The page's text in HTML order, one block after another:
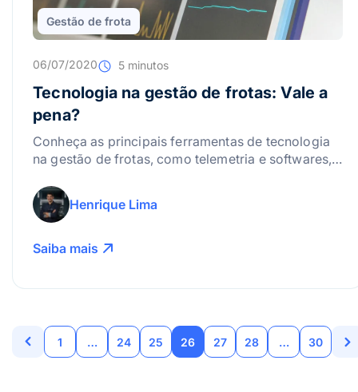
Gestão de frota
06/07/2020 5 minutos
Tecnologia na gestão de frotas: Vale a
pena?
Conheça as principais ferramentas de tecnologia
na gestão de frotas, como telemetria e softwares, e
Henrique Lima
Saiba mais
1 … 24 25 26 27 28 … 30